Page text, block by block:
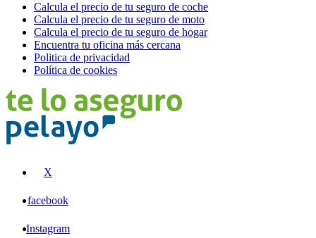
Calcula el precio de tu seguro de coche
Calcula el precio de tu seguro de moto
Calcula el precio de tu seguro de hogar
Encuentra tu oficina más cercana
Politica de privacidad
Política de cookies
X
facebook
Instagram